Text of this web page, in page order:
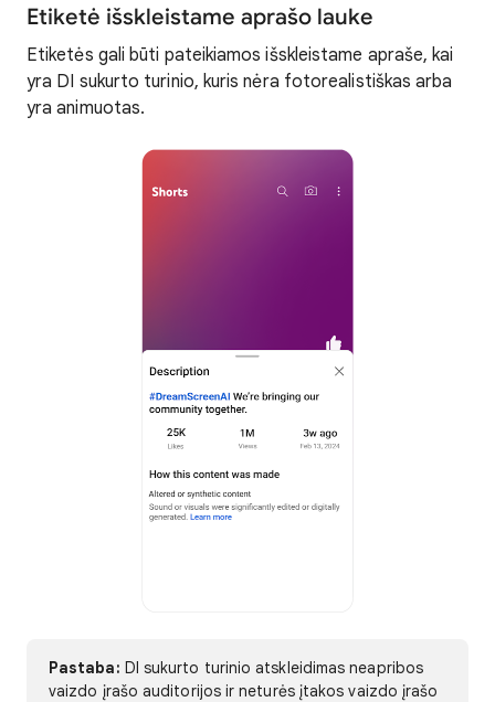
Etiketė išskleistame aprašo lauke
Etiketės gali būti pateikiamos išskleistame apraše, kai
yra DI sukurto turinio, kuris nėra fotorealistiškas arba
yra animuotas.
Pastaba: DI sukurto turinio atskleidimas neapribos
vaizdo įrašo auditorijos ir neturės įtakos vaizdo įrašo